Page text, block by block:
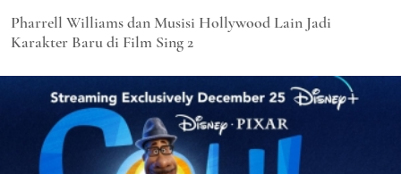
Pharrell Williams dan Musisi Hollywood Lain Jadi
Karakter Baru di Film Sing 2